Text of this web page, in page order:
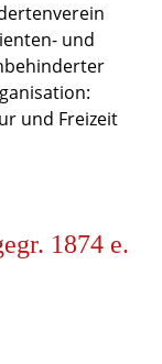
und
und Freizeit
1874 e.